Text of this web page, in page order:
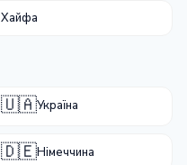
Хайфа
🇺🇦Україна
🇩🇪Німеччина